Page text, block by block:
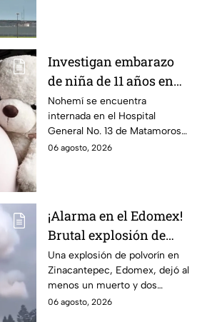
Investigan embarazo
de niña de 11 años en
Matamoros,
Tamaulipas; ¿qué pasó
con Nohemí?
Nohemí se encuentra
internada en el Hospital
General No. 13 de Matamoros
tras complicaciones por un
06 agosto, 2026
¡Alarma en el Edomex!
Brutal explosión de
polvorín en Santa
María del Monte,
Zinacantepec; reportan
al menos un muerto y
Una explosión de polvorín en
Zinacantepec, Edomex, dejó al
menos un muerto y dos
heridos; autoridades atiende la
06 agosto, 2026